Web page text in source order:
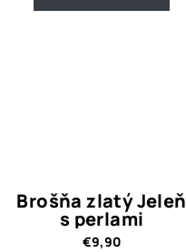
Brošňa zlatý Jeleň
s perlami
€9,90